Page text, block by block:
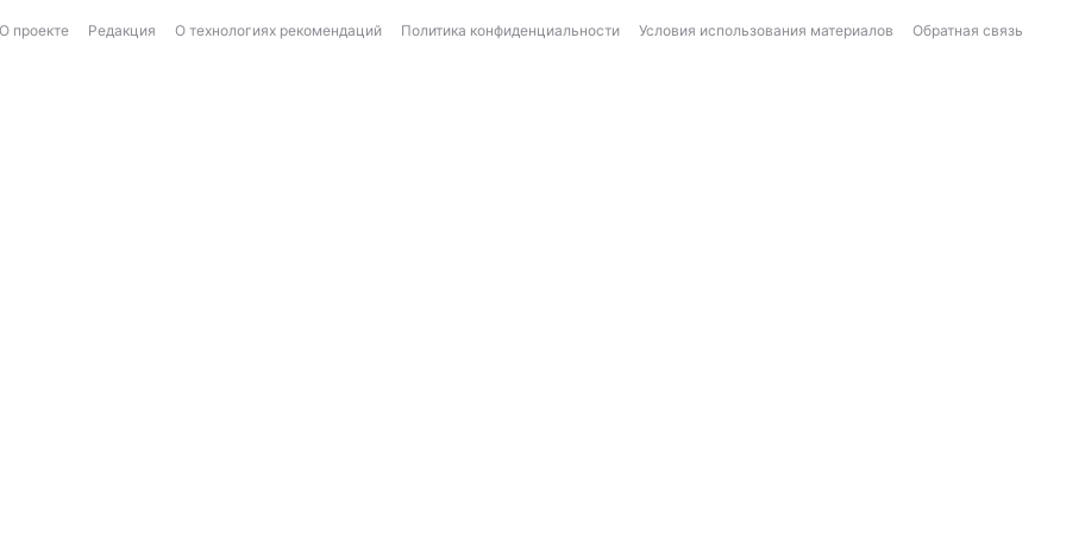
О проекте Редакция О технологиях рекомендаций Политика конфиденциальности Условия использования материалов Обратная связь